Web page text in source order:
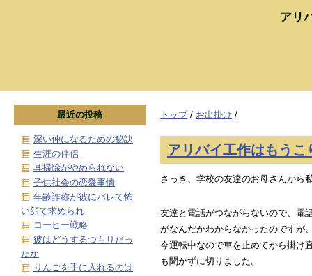
アリ
トップ/ お出掛け /
アリバイ工作はもうこ
さっき、学校の友達のお母さんから
友達と電話がつながらないので、電
がなんだかわからなかったのですが
今運転中なので車を止めてから掛け
も聞かずに切りました。
最近の投稿
深い仲になるための秘訣
生涯の伴侶
耳掃除がやめられない
子供社会の恋愛事情
年齢詐称が彼にバレて怖
い顔で求められ
コーヒー戦略
彼はどうするつもりだっ
たか
りんごを手に入れるのは